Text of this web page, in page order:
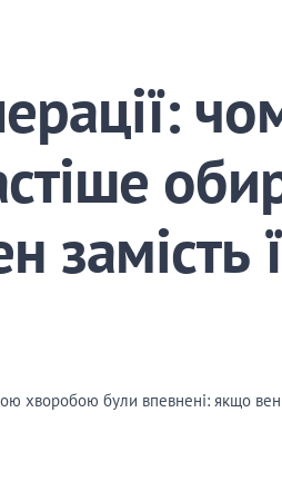
замість
хворобою були впевнені: якщо